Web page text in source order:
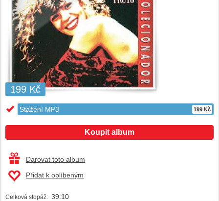
199 Kč
Stažení MP3 199 Kč
Koupit album
Darovat toto album
Přidat k oblíbeným
Celková stopáž: 39:10